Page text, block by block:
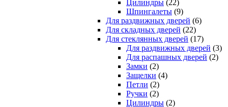
Цилиндры (22)
Шпингалеты (9)
Для раздвижных дверей (6)
Для складных дверей (22)
Для стеклянных дверей (17)
Для раздвижных дверей (3)
Для распашных дверей (2)
Замки (2)
Защелки (4)
Петли (2)
Ручки (2)
Цилиндры (2)